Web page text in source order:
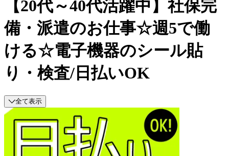
【20代～40代活躍中】社保完
備・派遣のお仕事☆週5で働
ける☆電子機器のシール貼
り・検査/日払いOK
全て表示